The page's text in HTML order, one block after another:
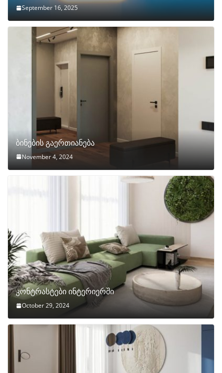
September 16, 2025
ბინების გაერთიანება
November 4, 2024
კონტრასტები ინტერიერში
October 29, 2024